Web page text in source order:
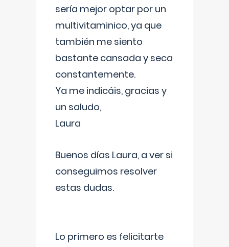
sería mejor optar por un
multivitaminico, ya que
también me siento
bastante cansada y seca
constantemente.
Ya me indicáis, gracias y
un saludo,
Laura
Buenos días Laura, a ver si
conseguimos resolver
estas dudas.
Lo primero es felicitarte